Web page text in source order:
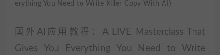
erything You Need to Write Killer Copy With AI）
国外AI应用教程：A LIVE Masterclass That
Gives You Everything You Need to Write